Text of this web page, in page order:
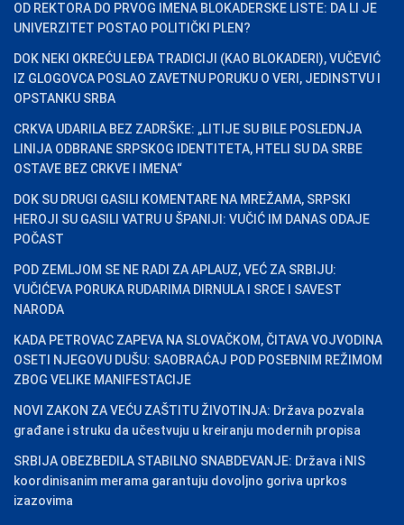
OD REKTORA DO PRVOG IMENA BLOKADERSKE LISTE: DA LI JE
UNIVERZITET POSTAO POLITIČKI PLEN?
DOK NEKI OKREĆU LEĐA TRADICIJI (KAO BLOKADERI), VUČEVIĆ
IZ GLOGOVCA POSLAO ZAVETNU PORUKU O VERI, JEDINSTVU I
OPSTANKU SRBA
CRKVA UDARILA BEZ ZADRŠKE: „LITIJE SU BILE POSLEDNJA
LINIJA ODBRANE SRPSKOG IDENTITETA, HTELI SU DA SRBE
OSTAVE BEZ CRKVE I IMENA“
DOK SU DRUGI GASILI KOMENTARE NA MREŽAMA, SRPSKI
HEROJI SU GASILI VATRU U ŠPANIJI: VUČIĆ IM DANAS ODAJE
POČAST
POD ZEMLJOM SE NE RADI ZA APLAUZ, VEĆ ZA SRBIJU:
VUČIĆEVA PORUKA RUDARIMA DIRNULA I SRCE I SAVEST
NARODA
KADA PETROVAC ZAPEVA NA SLOVAČKOM, ČITAVA VOJVODINA
OSETI NJEGOVU DUŠU: SAOBRAĆAJ POD POSEBNIM REŽIMOM
ZBOG VELIKE MANIFESTACIJE
NOVI ZAKON ZA VEĆU ZAŠTITU ŽIVOTINJA: Država pozvala
građane i struku da učestvuju u kreiranju modernih propisa
SRBIJA OBEZBEDILA STABILNO SNABDEVANJE: Država i NIS
koordinisanim merama garantuju dovoljno goriva uprkos
izazovima